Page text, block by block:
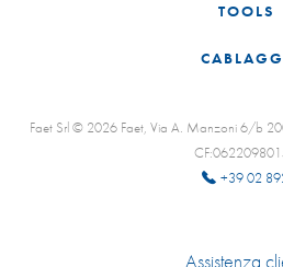
TOOLS
Faet Srl © 2026 Faet, Via A. Manzoni 6/b
+39 02
Assistenza